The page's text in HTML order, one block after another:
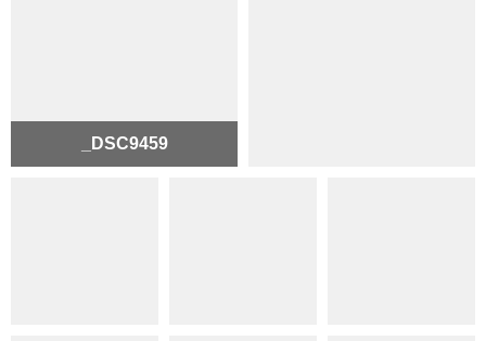
_DSC9459